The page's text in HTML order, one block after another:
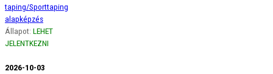
taping/Sporttaping
alapképzés
Állapot: LEHET
JELENTKEZNI
2026-10-03